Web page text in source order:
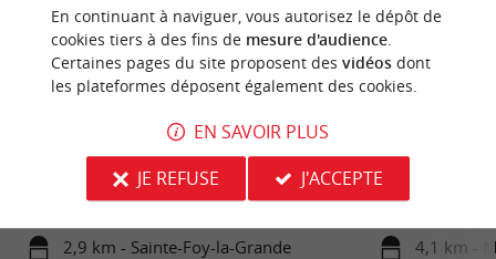
Bastide de Sainte-Foy-la-Grande
C’est le frère de Saint Louis qui ordonne en 1253
l’édification de la bastide, aujourd’hui l’une des
2,9 km - Sainte-Foy-la-Grande
Le Château
commune de
Gironde, près de
4,1 km -
En continuant à naviguer, vous autorisez le dépôt de
cookies tiers à des fins de mesure d'audience.
Certaines pages du site proposent des vidéosdont
les plateformes déposent également des cookies.
EN SAVOIR PLUS
JE REFUSE
J'ACCEPTE